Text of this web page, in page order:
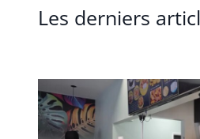
Les derniers